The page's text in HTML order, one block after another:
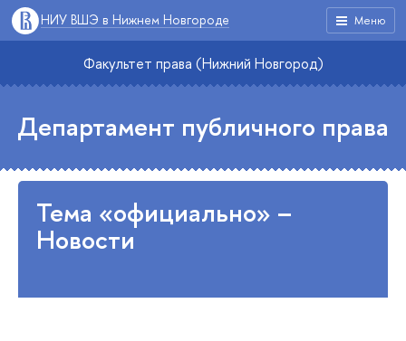
Меню
НИУ ВШЭ в Нижнем Новгороде
Факультет права (Нижний Новгород)
Департамент публичного права
Тема «официально» –
Новости